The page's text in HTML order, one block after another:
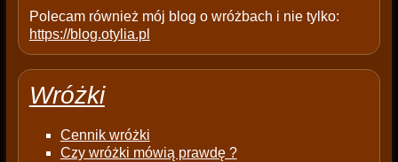
Polecam również mój blog o wróżbach i nie tylko:
https://blog.otylia.pl
Wróżki
Cennik wróżki
Czy wróżki mówią prawdę ?